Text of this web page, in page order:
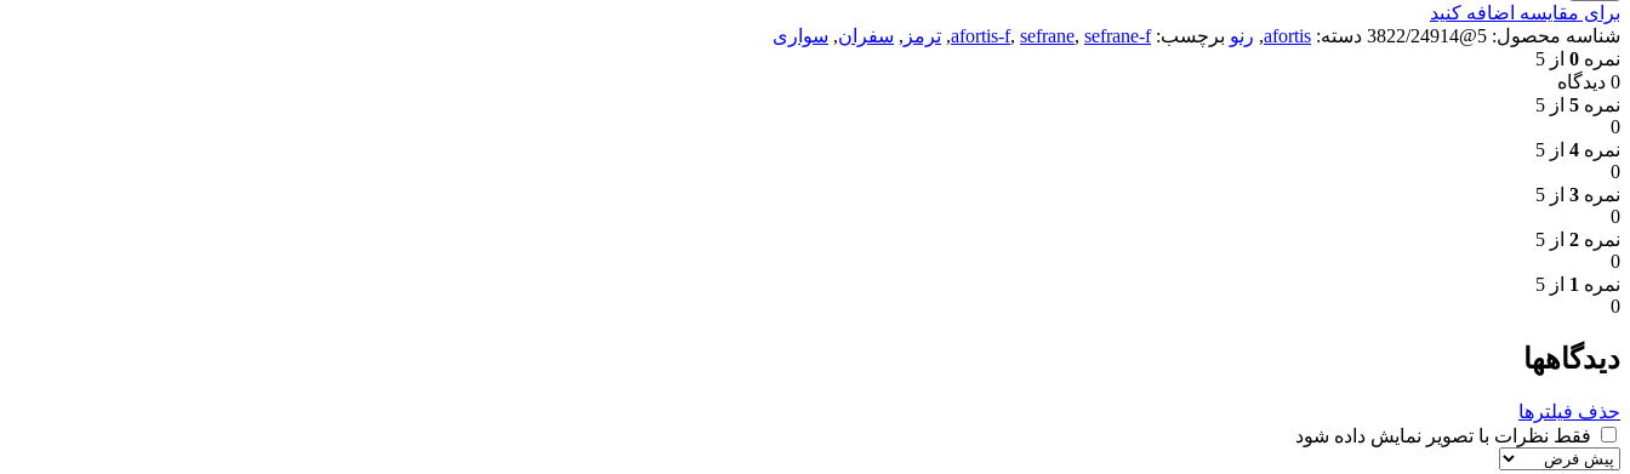
برای مقایسه اضافه کنید
شناسه محصول: 5@3822/24914 دسته: afortis
, رنو برچسب: afortis-f, sefrane, sefrane-f
, ترمز , سفران, سواری
نمره 0 از 5
0 دیدگاه
نمره 5 از 5
0
نمره 4 از 5
0
نمره 3 از 5
0
نمره 2 از 5
0
نمره 1 از 5
0
دیدگاهها
حذف فیلترها
فقط نظرات با تصویر نمایش داده شود